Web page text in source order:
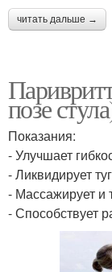
читать дальше →
позе
Показания:
- Улучшает
- Ликвидирует
- Массажирует и
- Способствует